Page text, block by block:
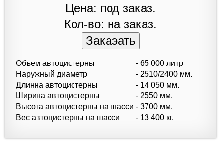
Цена: под заказ.
Кол-во: на заказ.
Объем автоцистерны
- 65 000 литр.
Наружный диаметр
- 2510/2400 мм.
Длинна автоцистерны
- 14 050 мм.
Ширина автоцистерны
- 2550 мм.
Высота автоцистерны на шасси - 3700 мм.
Вес автоцистерны на шасси
- 13 400 кг.